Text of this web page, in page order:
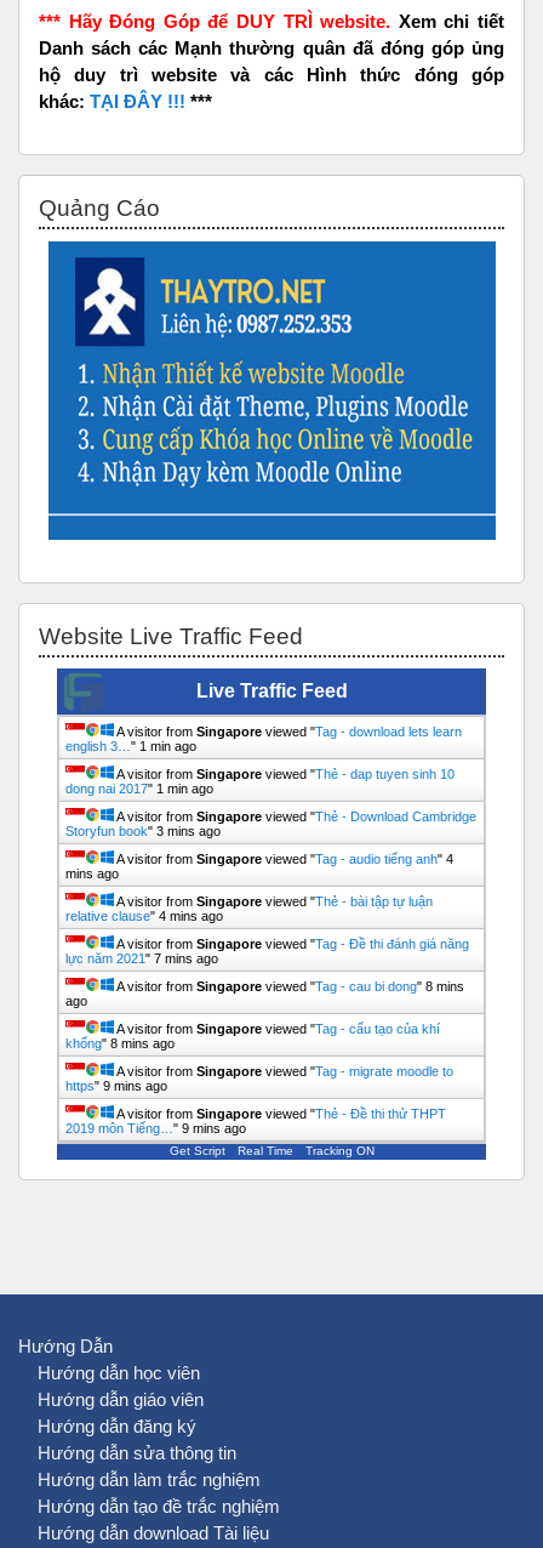
*** Hãy Đóng Góp để DUY TRÌ website. Xem chi tiết
Danh sách các Mạnh thường quân đã đóng góp ủng
hộ duy trì website và các Hình thức đóng góp
khác: TẠI ĐÂY !!! ***
Quảng Cáo
Website Live Traffic Feed
Live Traffic Feed
A visitor from Singapore viewed "Tag - download lets learn
english 3… " 1 min ago
A visitor from Singapore viewed "Thẻ - dap tuyen sinh 10
dong nai 2017" 1 min ago
A visitor from Singapore viewed "Thẻ - Download Cambridge
Storyfun book" 3 mins ago
A visitor from Singapore viewed "Tag - audio tiếng anh" 4
mins ago
A visitor from Singapore viewed "Thẻ - bài tập tự luận
relative clause" 4 mins ago
A visitor from Singapore viewed "Tag - Đề thi đánh giá năng
lực năm 2021" 7 mins ago
A visitor from Singapore viewed "Tag - cau bi dong" 8 mins
ago
A visitor from Singapore viewed "Tag - cấu tạo của khí
khổng" 8 mins ago
A visitor from Singapore viewed "Tag - migrate moodle to
https" 9 mins ago
A visitor from Singapore viewed "Thẻ - Đề thi thử THPT
2019 môn Tiếng… " 9 mins ago
Get Script Real Time Tracking ON
Hướng Dẫn
Hướng dẫn học viên
Hướng dẫn giáo viên
Hướng dẫn đăng ký
Hướng dẫn sửa thông tin
Hướng dẫn làm trắc nghiệm
Hướng dẫn tạo đề trắc nghiệm
Hướng dẫn download Tài liệu